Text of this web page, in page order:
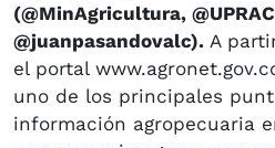
(@MinAgricultura,
@juanpasandovalc). A
el portal
uno de los principales
información agropecuaria